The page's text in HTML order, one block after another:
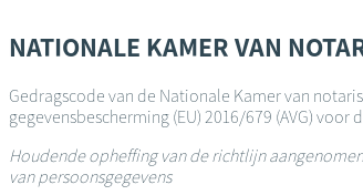
en
naar
inhoud
gaan
NATIONALE KAMER VAN
Gedragscode van de Nationale Kamer van
gegevensbescherming (EU) 2016/679 (AVG) voor
Houdende opheffing van de richtlijn
van persoonsgegevens